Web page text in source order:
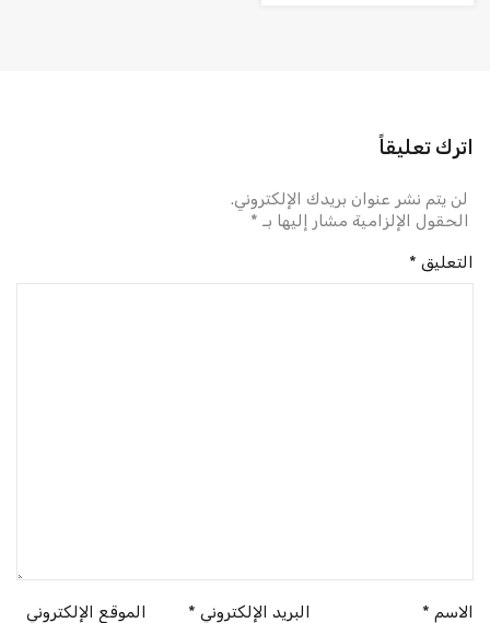
اترك تعليقاً
لن يتم نشر عنوان بريدك الإلكتروني.
الحقول الإلزامية مشار إليها بـ *
التعليق *
الاسم * البريد الإلكتروني * الموقع الإلكتروني